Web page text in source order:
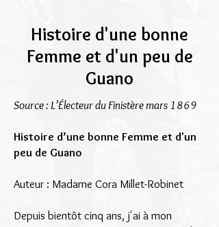
Histoire d'une bonne
Femme et d'un peu de
Guano
Source : L’Électeur du Finistère mars 1869
Histoire d’une bonne Femme et d'un
peu de Guano
Auteur : Madame Cora Millet-Robinet
Depuis bientôt cinq ans, j'ai à mon